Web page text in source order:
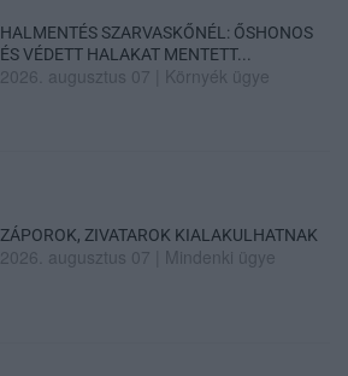
HALMENTÉS SZARVASKŐNÉL: ŐSHONOS
ÉS VÉDETT HALAKAT MENTETT...
2026. augusztus 07 Környék ügye
ZÁPOROK, ZIVATAROK KIALAKULHATNAK
2026. augusztus 07 Mindenki ügye